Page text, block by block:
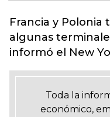
Francia y
algunas
informó el New
Toda la
económico,